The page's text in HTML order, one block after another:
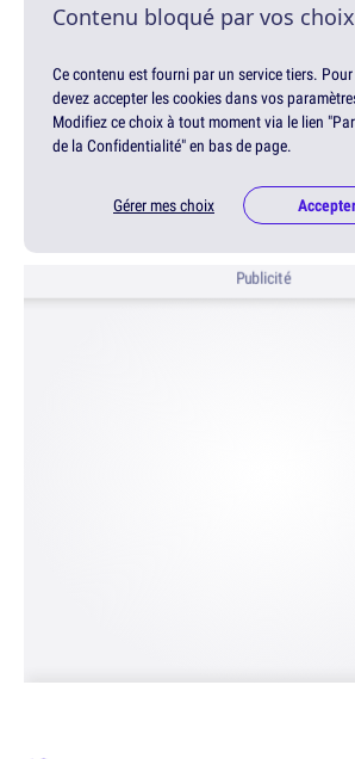
Contenu bloqué par vos
Ce contenu est fourni par un service tiers.
devez accepter les cookies dans vos
Modifiez ce choix à tout moment via le lien
de la Confidentialité" en bas de page.
Gérer mes choix
Publicité